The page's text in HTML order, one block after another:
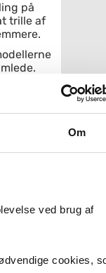
Om
ved brug af
cookies,
på
trille af